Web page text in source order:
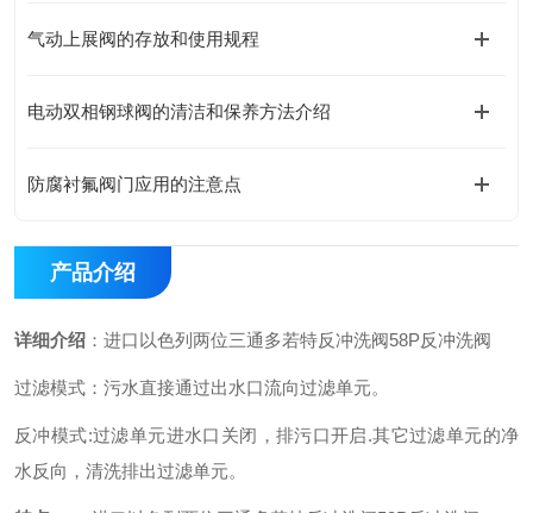
气动上展阀的存放和使用规程
电动双相钢球阀的清洁和保养方法介绍
防腐衬氟阀门应用的注意点
产品介绍
详细介绍 ： 进口以色列两位三通多若特反冲洗阀58P反冲洗阀
过滤模式：污水直接通过出水口流向过滤单元。
反冲模式:过滤单元进水口关闭，排污口开启.其它过滤单元的净
水反向，清洗排出过滤单元。